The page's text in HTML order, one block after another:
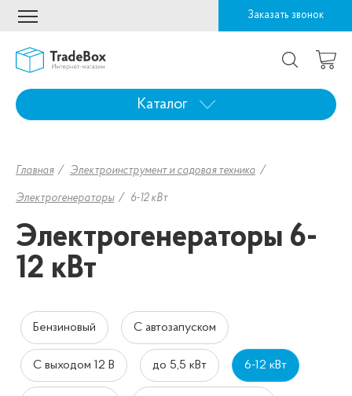
Заказать звонок
Каталог
Главная Электроинструмент и садовая техника
Электрогенераторы 6-12 кВт
Электрогенераторы 6-
12 кВт
Бензиновый С автозапуском
С выходом 12 В до 5,5 кВт 6-12 кВт